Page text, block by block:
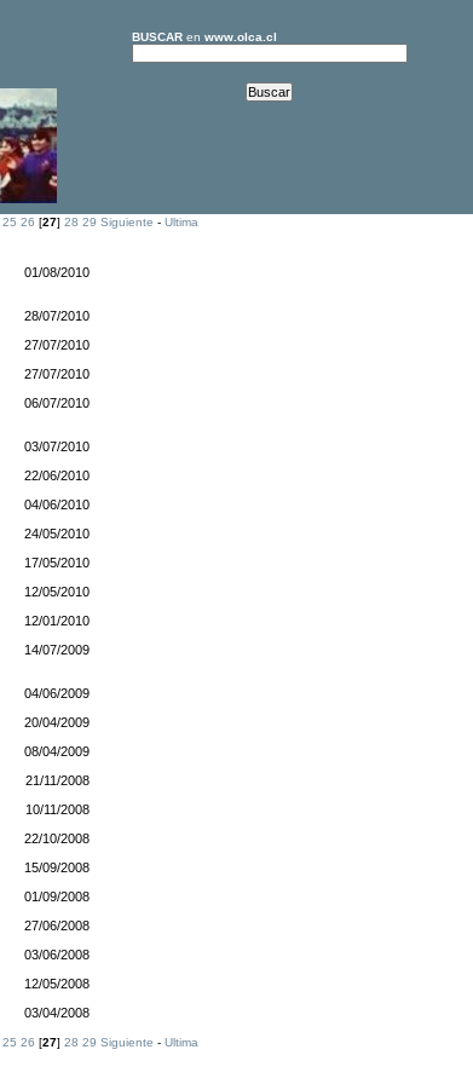
BUSCARen www.olca.cl
25 26 [27] 28 29 Siguiente - Ultima
01/08/2010
28/07/2010
27/07/2010
27/07/2010
06/07/2010
03/07/2010
22/06/2010
04/06/2010
24/05/2010
17/05/2010
12/05/2010
12/01/2010
14/07/2009
04/06/2009
20/04/2009
08/04/2009
21/11/2008
10/11/2008
22/10/2008
15/09/2008
01/09/2008
27/06/2008
03/06/2008
12/05/2008
03/04/2008
25 26 [27] 28 29 Siguiente - Ultima